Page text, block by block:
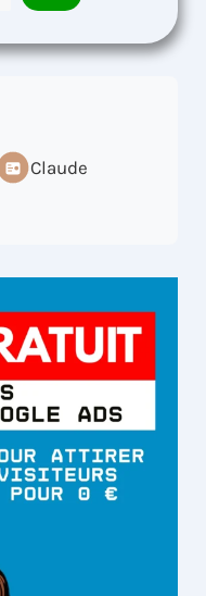
Claude